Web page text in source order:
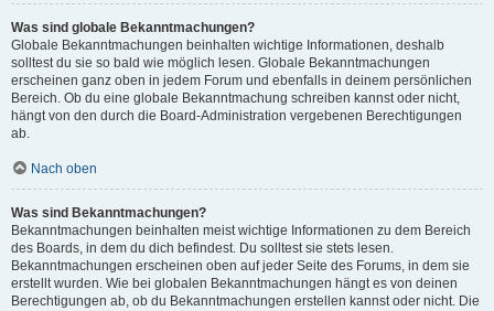
Was sind globale Bekanntmachungen?
Globale Bekanntmachungen beinhalten wichtige Informationen, deshalb
solltest du sie so bald wie möglich lesen. Globale Bekanntmachungen
erscheinen ganz oben in jedem Forum und ebenfalls in deinem persönlichen
Bereich. Ob du eine globale Bekanntmachung schreiben kannst oder nicht,
hängt von den durch die Board-Administration vergebenen Berechtigungen
ab.
Nach oben
Was sind Bekanntmachungen?
Bekanntmachungen beinhalten meist wichtige Informationen zu dem Bereich
des Boards, in dem du dich befindest. Du solltest sie stets lesen.
Bekanntmachungen erscheinen oben auf jeder Seite des Forums, in dem sie
erstellt wurden. Wie bei globalen Bekanntmachungen hängt es von deinen
Berechtigungen ab, ob du Bekanntmachungen erstellen kannst oder nicht. Die